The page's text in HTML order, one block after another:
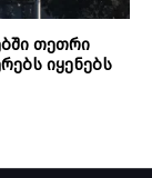
თეთრი
იყენებს